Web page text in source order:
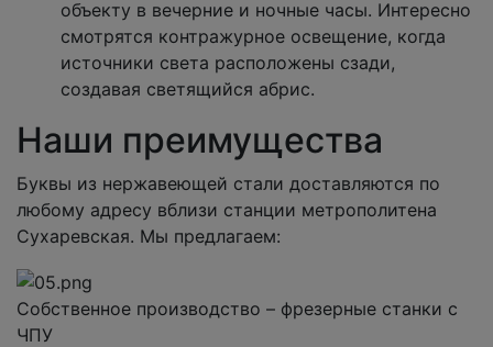
объекту в вечерние и ночные часы. Интересно
смотрятся контражурное освещение, когда
источники света расположены сзади,
создавая светящийся абрис.
Наши преимущества
Буквы из нержавеющей стали доставляются по
любому адресу вблизи станции метрополитена
Сухаревская. Мы предлагаем:
Собственное производство – фрезерные станки с
ЧПУ